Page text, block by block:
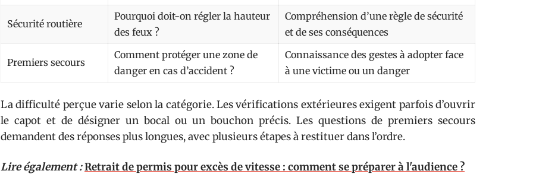
Sécurité routière
Pourquoi doit-on régler la hauteur
des feux ?
Compréhension d’une règle de sécurité
et de ses conséquences
Premiers secours
Comment protéger une zone de
danger en cas d’accident ?
Connaissance des gestes à adopter face
à une victime ou un danger
La difficulté perçue varie selon la catégorie. Les vérifications extérieures exigent parfois d’ouvrir
le capot et de désigner un bocal ou un bouchon précis. Les questions de premiers secours
demandent des réponses plus longues, avec plusieurs étapes à restituer dans l’ordre.
Lire également :Retrait de permis pour excès de vitesse : comment se préparer à l'audience ?